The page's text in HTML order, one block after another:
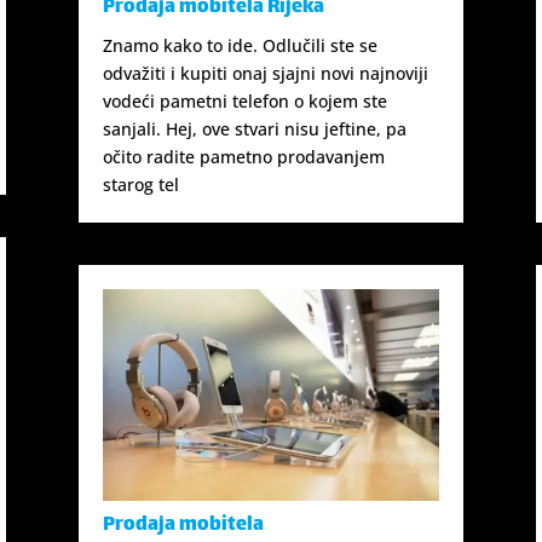
Prodaja mobitela Rijeka
Znamo kako to ide. Odlučili ste se
odvažiti i kupiti onaj sjajni novi najnoviji
vodeći pametni telefon o kojem ste
sanjali. Hej, ove stvari nisu jeftine, pa
očito radite pametno prodavanjem
starog tel
Prodaja mobitela